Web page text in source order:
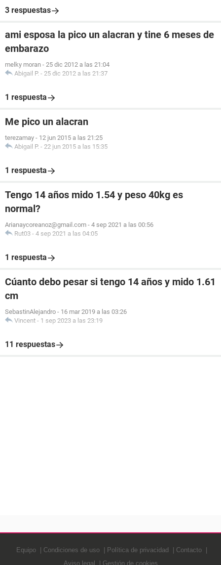
3 respuestas
ami esposa la pico un alacran y tine 6 meses de
embarazo
melky moran - 25 dic 2012 a las 21:04
Abigail P. - 25 dic 2012 a las 21:37
1 respuesta
Me pico un alacran
terezamay - 12 jun 2015 a las 21:25
Abigail P. - 22 jun 2015 a las 15:35
1 respuesta
Tengo 14 años mido 1.54 y peso 40kg es
normal?
Arianaycoreanoz@gmail.com - 4 sep 2021 a las 00:56
Rut03 - 4 sep 2021 a las 04:05
1 respuesta
Cúanto debo pesar si tengo 14 años y mido 1.61
cm
SebastinAlejandro - 16 mar 2019 a las 03:26
Vincent - 1 sep 2023 a las 23:19
11 respuestas
Equipo Condiciones de uso Política de privacidad
Contacto
Aviso legal
Gestión de cookies